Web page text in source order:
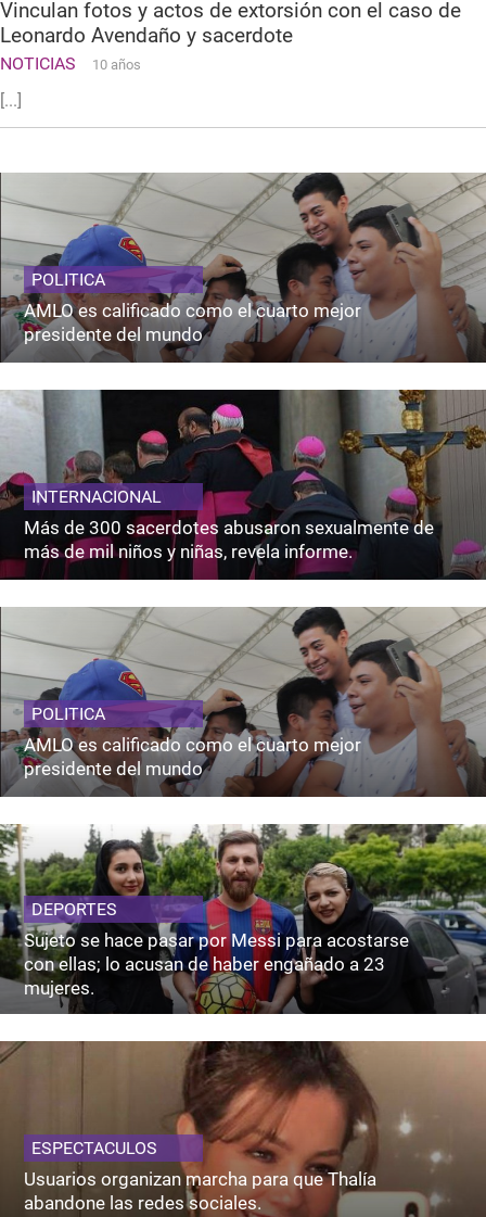
Vinculan fotos y actos de extorsión con el caso de
Leonardo Avendaño y sacerdote
NOTICIAS 10 años
[...]
POLITICA
AMLO es calificado como el cuarto mejor
presidente del mundo
INTERNACIONAL
Más de 300 sacerdotes abusaron sexualmente de
más de mil niños y niñas, revela informe.
POLITICA
AMLO es calificado como el cuarto mejor
presidente del mundo
DEPORTES
Sujeto se hace pasar por Messi para acostarse
con ellas; lo acusan de haber engañado a 23
mujeres.
ESPECTACULOS
Usuarios organizan marcha para que Thalía
abandone las redes sociales.